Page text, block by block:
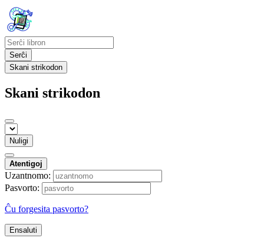
Serĉi
Skani strikodon
Skani strikodon
Nuligi
Atentigoj
Uzantnomo:
Pasvorto:
Ĉu forgesita pasvorto?
Ensaluti